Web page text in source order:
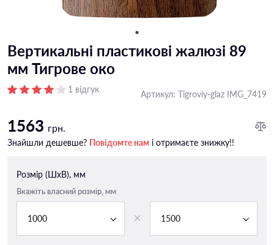
Вертикальні пластикові жалюзі 89
мм Тигрове око
1 відгук Артикул: Tigroviy-glaz IMG_7419
1563 грн.
Знайшли дешевше? Повідомте нам і отримаєте знижку!!
Розмір (ШxВ), мм
Вкажіть власний розмір, мм
1000 1500